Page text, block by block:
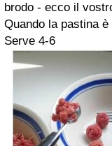
brodo - ecco il
Quando la pastina
Serve 4-6